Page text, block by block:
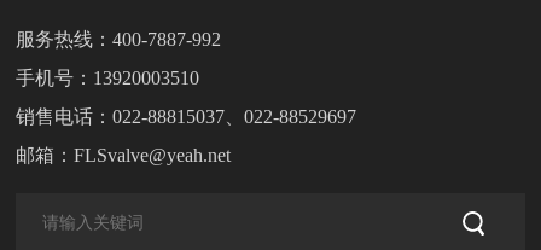
服务热线：400-7887-992
手机号： 13920003510
销售电话：022-88815037 、022-88529697
邮箱：FLSvalve@yeah.net